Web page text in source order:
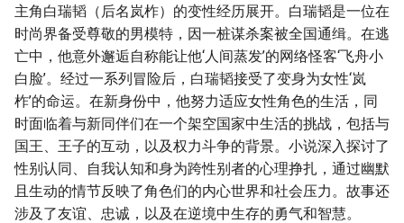
主角白瑞韬（后名岚柞）的变性经历展开。白瑞韬是一位在
时尚界备受尊敬的男模特，因一桩谋杀案被全国通缉。在逃
亡中，他意外邂逅自称能让他‘人间蒸发’的网络怪客‘飞舟小
白脸’。经过一系列冒险后，白瑞韬接受了变身为女性‘岚
柞’的命运。在新身份中，他努力适应女性角色的生活，同
时面临着与新同伴们在一个架空国家中生活的挑战，包括与
国王、王子的互动，以及权力斗争的背景。小说深入探讨了
性别认同、自我认知和身为跨性别者的心理挣扎，通过幽默
且生动的情节反映了角色们的内心世界和社会压力。故事还
涉及了友谊、忠诚，以及在逆境中生存的勇气和智慧。